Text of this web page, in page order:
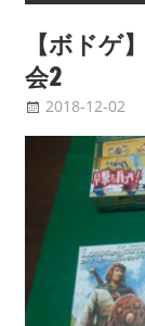
【ボドゲ
会2
2018-12-02